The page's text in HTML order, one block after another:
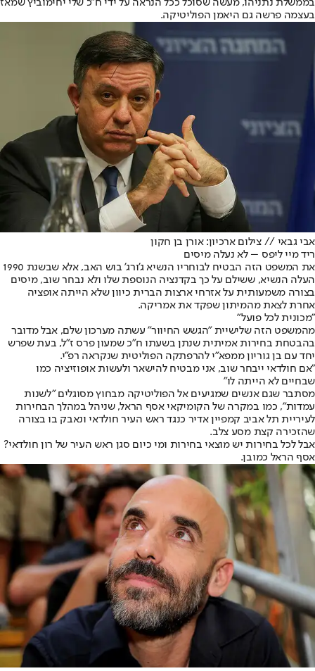
בממשלת נתניהו, מעשה שסוכל ככל הנראה על ידי ח"כ שלי יחימוביץ שמאז
בעצמה פרשה גם היאמן הפוליטיקה.
אבי גבאי // צילום ארכיון: אורן בן חקון
ריד מיי ליפס – לא נעלה מיסים
את המשפט הזה הבטיח לבוחריו הנשיא ג'ורג' בוש האב, אלא שבשנת 1990
העלה הנשיא, ששילם על כך בקדנציה הנוספת שלו ולא נבחר שוב, מיסים
בצורה משמעותית על אזרחי ארצות הברית כיוון שלא הייתה אופציה
אחרת לצאת מהמיתון שפקד את אמריקה.
"מכונית לכל פועל"
מהמשפט הזה שלישיית "הגשש החיוור" עשתה מערכון שלם, אבל מדובר
בהבטחת בחירות אמיתית שנתן בשעתו ח"כ שמעון פרס ז"ל, בעת שפרש
יחד עם בן גוריון ממפא"י להרפתקה הפוליטית שנקראה רפ"י.
"אם חולדאי ייבחר שוב, אני מבטיח להישאר ולעשות אופוזיציה כמו
שבחיים לא הייתה לו"
מסתבר שגם אנשים שמגיעים אל הפוליטיקה מבחוץ מסוגלים "לשנות
עמדות", כמו במקרה של הקומיקאי אסף הראל, שניהל במהלך הבחירות
לעיריית תל אביב קמפיין אדיר כנגד ראש העיר חולדאי ונאבק בו בצורה
שהזכירה קצת מסע צלב.
אבל לכל בחירות יש מוצאי בחירות ומי כיום סגן ראש העיר של רון חולדאי?
אסף הראל כמובן.